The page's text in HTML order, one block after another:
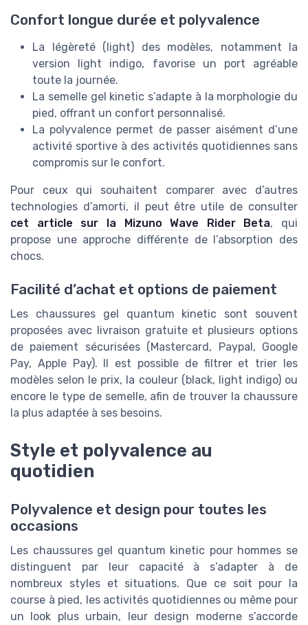
Confort longue durée et polyvalence
La légèreté (light) des modèles, notamment la
version light indigo, favorise un port agréable
toute la journée.
La semelle gel kinetic s’adapte à la morphologie du
pied, offrant un confort personnalisé.
La polyvalence permet de passer aisément d’une
activité sportive à des activités quotidiennes sans
compromis sur le confort.
Pour ceux qui souhaitent comparer avec d’autres
technologies d’amorti, il peut être utile de consulter
cet article sur la Mizuno Wave Rider Beta, qui
propose une approche différente de l’absorption des
chocs.
Facilité d’achat et options de paiement
Les chaussures gel quantum kinetic sont souvent
proposées avec livraison gratuite et plusieurs options
de paiement sécurisées (Mastercard, Paypal, Google
Pay, Apple Pay). Il est possible de filtrer et trier les
modèles selon le prix, la couleur (black, light indigo) ou
encore le type de semelle, afin de trouver la chaussure
la plus adaptée à ses besoins.
Style et polyvalence au
quotidien
Polyvalence et design pour toutes les
occasions
Les chaussures gel quantum kinetic pour hommes se
distinguent par leur capacité à s’adapter à de
nombreux styles et situations. Que ce soit pour la
course à pied, les activités quotidiennes ou même pour
un look plus urbain, leur design moderne s’accorde